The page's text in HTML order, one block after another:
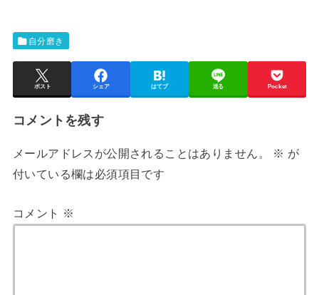
自分磨き
ポスト シェア はてブ 送る Pocket
コメントを残す
メールアドレスが公開されることはありません。 ※ が
付いている欄は必須項目です
コメント ※